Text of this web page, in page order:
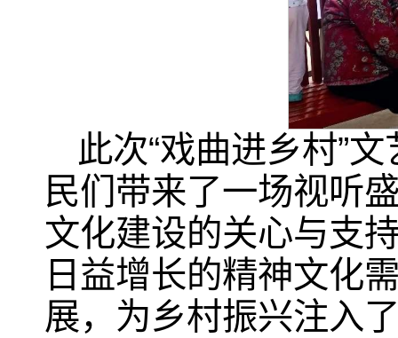
此次“戏曲进乡村”
民们带来了一场视听
文化建设的关心与支
日益增长的精神文化
展，为乡村振兴注入